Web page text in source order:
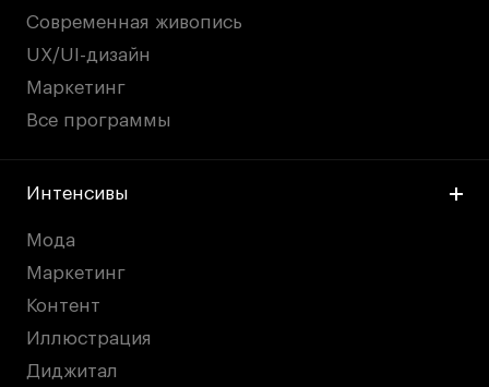
Современная живопись
UX/UI-дизайн
Маркетинг
Все программы
Интенсивы
Мода
Маркетинг
Контент
Иллюстрация
Диджитал